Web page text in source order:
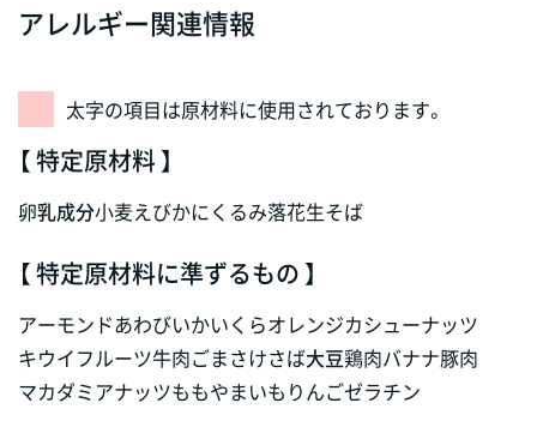
アレルギー関連情報
太字の項目は原材料に使用されております。
【 特定原材料 】
卵乳成分小麦えびかにくるみ落花生そば
【 特定原材料に準ずるもの 】
アーモンドあわびいかいくらオレンジカシューナッツ
キウイフルーツ牛肉ごまさけさば大豆鶏肉バナナ豚肉
マカダミアナッツももやまいも りんごゼラチン